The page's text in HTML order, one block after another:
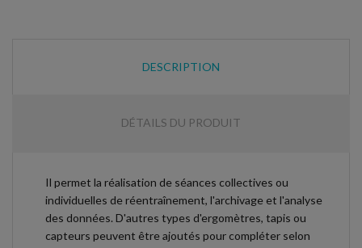
DESCRIPTION
DÉTAILS DU PRODUIT
Il permet la réalisation de séances collectives ou
individuelles de réentraînement, l'archivage et l'analyse
des données. D'autres types d'ergomètres, tapis ou
capteurs peuvent être ajoutés pour compléter selon